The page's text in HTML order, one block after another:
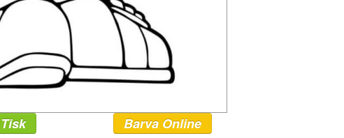
Tisk Barva Online